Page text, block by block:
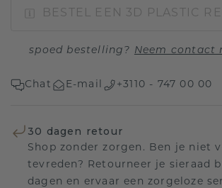
BESTEL EEN 3D PLASTIC
spoed bestelling? Neem contact
Chat E-mail +3110 - 747 00 00
30 dagen retour
Shop zonder zorgen. Ben je niet
tevreden? Retourneer je sieraad
dagen en ervaar een zorgeloze